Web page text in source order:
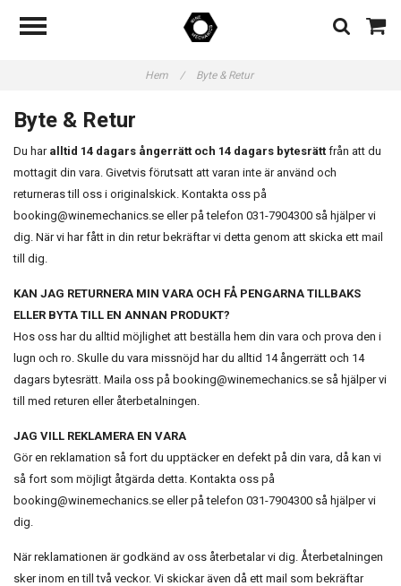
Hem / Byte & Retur
Byte & Retur
Du har alltid 14 dagars ångerrätt och 14 dagars bytesrätt från att du
mottagit din vara. Givetvis förutsatt att varan inte är använd och
returneras till oss i originalskick. Kontakta oss på
booking@winemechanics.se eller på telefon 031-7904300 så hjälper vi
dig. När vi har fått in din retur bekräftar vi detta genom att skicka ett mail
till dig.
KAN JAG RETURNERA MIN VARA OCH FÅ PENGARNA TILLBAKS
ELLER BYTA TILL EN ANNAN PRODUKT?
Hos oss har du alltid möjlighet att beställa hem din vara och prova den i
lugn och ro. Skulle du vara missnöjd har du alltid 14 ångerrätt och 14
dagars bytesrätt. Maila oss på booking@winemechanics.se så hjälper vi
till med returen eller återbetalningen.
JAG VILL REKLAMERA EN VARA
Gör en reklamation så fort du upptäcker en defekt på din vara, då kan vi
så fort som möjligt åtgärda detta. Kontakta oss på
booking@winemechanics.se eller på telefon 031-7904300 så hjälper vi
dig.
När reklamationen är godkänd av oss återbetalar vi dig. Återbetalningen
sker inom en till två veckor. Vi skickar även då ett mail som bekräftar